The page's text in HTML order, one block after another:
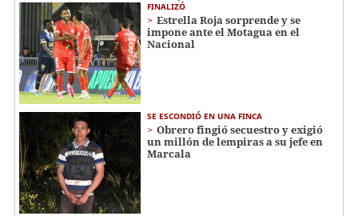
FINALIZÓ
Estrella Roja sorprende y se
impone ante el Motagua en el
Nacional
SE ESCONDIÓ EN UNA FINCA
Obrero fingió secuestro y exigió
un millón de lempiras a su jefe en
Marcala